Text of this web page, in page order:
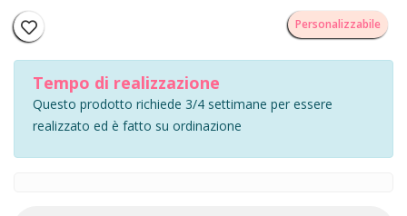
Personalizzabile
Tempo di realizzazione
Questo prodotto richiede 3/4 settimane per essere
realizzato ed è fatto su ordinazione